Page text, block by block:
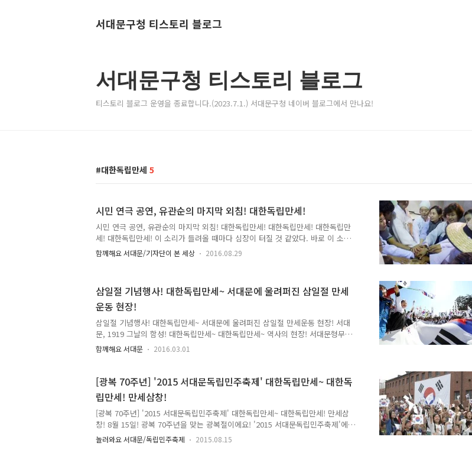
서대문구청 티스토리 블로그
서대문구청 티스토리 블로그
티스토리 블로그 운영을 종료합니다.(2023.7.1.) 서대문구청 네이버 블로그에서 만나요!
대한독립만세 5
시민 연극 공연, 유관순의 마지막 외침! 대한독립만세!
시민 연극 공연, 유관순의 마지막 외침! 대한독립만세! 대한독립만세! 대한독립만
세! 대한독립만세! 이 소리가 들려올 때마다 심장이 터질 것 같았다. 바로 이 소
리는 자유로운 나라를 갈망하는 우리 민족의 염원이었다! ▲ 이화학당 다니는 17
살 학생들 서대문구는 지난 7월 29일 태극기를 손에 들고 대한독립만세를 외치
문 연극인과 일반인이 함께 연극을 배우고 공연하는 기회를 제공했어요. 연극에
참여한 주민들은 유관순 열사가 이화학당 다닐 때부터 옥고를 치를 때까지의 독
립운동 모습을 공연했다. 시민들은 4월 4일부터 매주 서대문구도시관리공단 본
부 세미나실..
함께해요 서대문/기자단이 본 세상 2016.08.29
삼일절 기념행사! 대한독립만세~ 서대문에 울려퍼진 삼일절 만세
운동 현장!
삼일절 기념행사! 대한독립만세~ 서대문에 울려퍼진 삼일절 만세운동 현장! 서대
문, 1919 그날의 함성! 대한독립만세~ 대한독립만세~ 역사의 현장! 서대문형무소
역사관에 함성이 울려퍼졌어요. 그날의 아픔과 감동을 함께 하기 위해 많은 분들
이 함께 해주셨습니다. TONG지기도 현장에서 함께했는데요. 마음 한켠에 뜨거
요! 많은 분들이 그날의 아픔과 감동을 함께하기 위해 자리해주셨어요~ 3.1절의
의미를 다시 한번 생각하고 마음에 새길 수 있는 시간이였는데요! 저마다 마음속
에 가지고 있는 뭉클한 감정! 추운 날씨였지만 여러분의 애국심으로 현장의 열기
는 뜨거웠답니다. 서대문형무소역사관에서 오늘 오후 6시까지 함께 할 수 있답니
다~ 역사의..
함께해요 서대문 2016.03.01
[광복 70주년] '2015 서대문독립민주축제' 대한독립만세~ 대한독
립만세! 만세삼창!
[광복 70주년] '2015 서대문독립민주축제' 대한독립만세~ 대한독립만세! 만세삼
창! 8월 15일! 광복 70주년을 맞는 광복절이에요! '2015 서대문독립민주축제'에
서 함께 한 삼세삼창! 그 현장을 전해드립니다! 고난과 역사를 딛고 민족을 독립
과 민주화를 이루어낸 기쁨! 그 소중한 가치를 함께 만나볼까요~ 아리랑과 만세
놀러와요 서대문/독립민주축제 2015.08.15